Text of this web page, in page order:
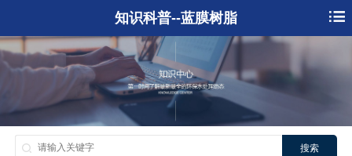
知识科普--蓝膜树脂
搜索